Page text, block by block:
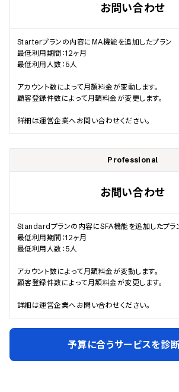
お問い合わせ
Starterプランの内容にMA機能を追加したプラン
最低利用期間：12ヶ月
最低利用人数：5人
アカウント数によって月額料金が変動します。
顧客登録件数によって月額料金が変更します。
詳細は運営企業へお問い合わせください。
Professional
お問い合わせ
Standardプランの内容にSFA機能を追加したプラ
最低利用期間：12ヶ月
最低利用人数：5人
アカウント数によって月額料金が変動します。
顧客登録件数によって月額料金が変更します。
詳細は運営企業へお問い合わせください。
予算に合うサービスを診